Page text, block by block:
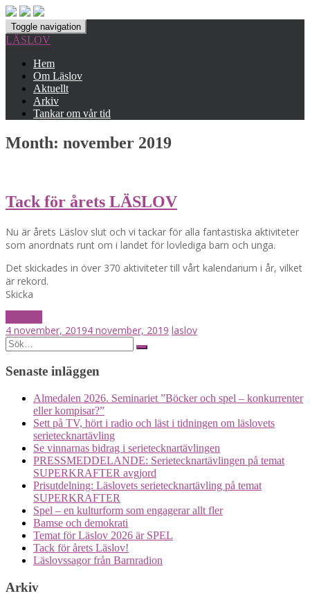
Toggle navigation
LÄSLOV
Hem
Om Läslov
Aktuellt
Arkiv
Tankar om vår tid
Month: november 2019
Tack för årets LÄSLOV
Nu är årets Läslov slut och vi tackar för alla fantastiska aktiviteter
som anordnats runt om i landet för lovlediga barn och unga.
Det skickades in över 370 aktiviteter till vårt kalendarium i år, vilket
är rekord.
Skicka
4 november, 20194 november, 2019 laslov
Posts
Search
for:
Senaste inläggen
Almedalen 2026. Seminariet ”Böcker och spel – konkurrenter
eller kompisar?”
Sett på TV, hört i radio och läst i tidningen om läslovets
serietecknartävling
Se vinnarnas bidrag i serietecknartävlingen
PRESSMEDDELANDE: Serietecknartävlingen på temat
SUPERKRAFTER avgjord
Prisutdelning: Läslovets serietecknartävling på temat
SUPERKRAFTER
Spel – en kulturform som engagerar allt fler
Bamse och demokrati
Temat för Läslov 2026 är SPEL
Tack för årets Läslov!
Läslovssagor från Barnradion
Arkiv